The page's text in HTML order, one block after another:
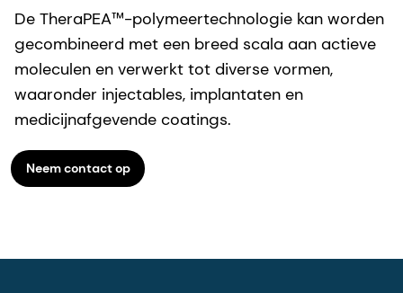
De TheraPEA™-polymeertechnologie kan worden
gecombineerd met een breed scala aan actieve
moleculen en verwerkt tot diverse vormen,
waaronder injectables, implantaten en
medicijnafgevende coatings.
Neem contact op